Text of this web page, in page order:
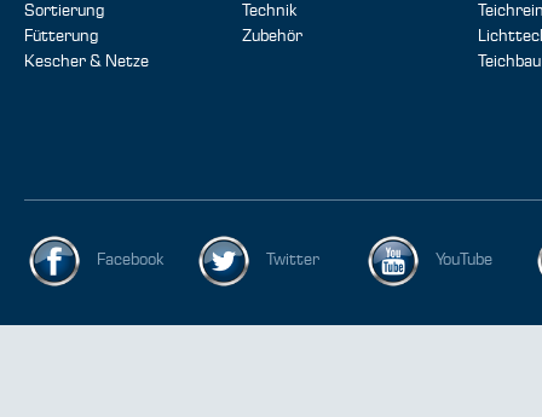
Sortierung
Fütterung
Kescher & Netze
Technik
Zubehör
Teichbau
Facebook Twitter YouTube